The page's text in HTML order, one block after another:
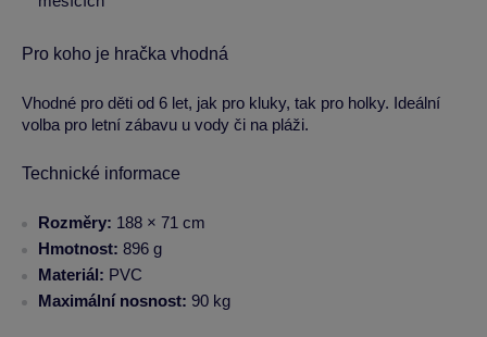
Pro koho je hračka vhodná
Vhodné pro děti od 6 let, jak pro kluky, tak pro holky. Ideální
volba pro letní zábavu u vody či na pláži.
Technické informace
Rozměry: 188 × 71 cm
Hmotnost: 896 g
Materiál: PVC
Maximální nosnost: 90 kg